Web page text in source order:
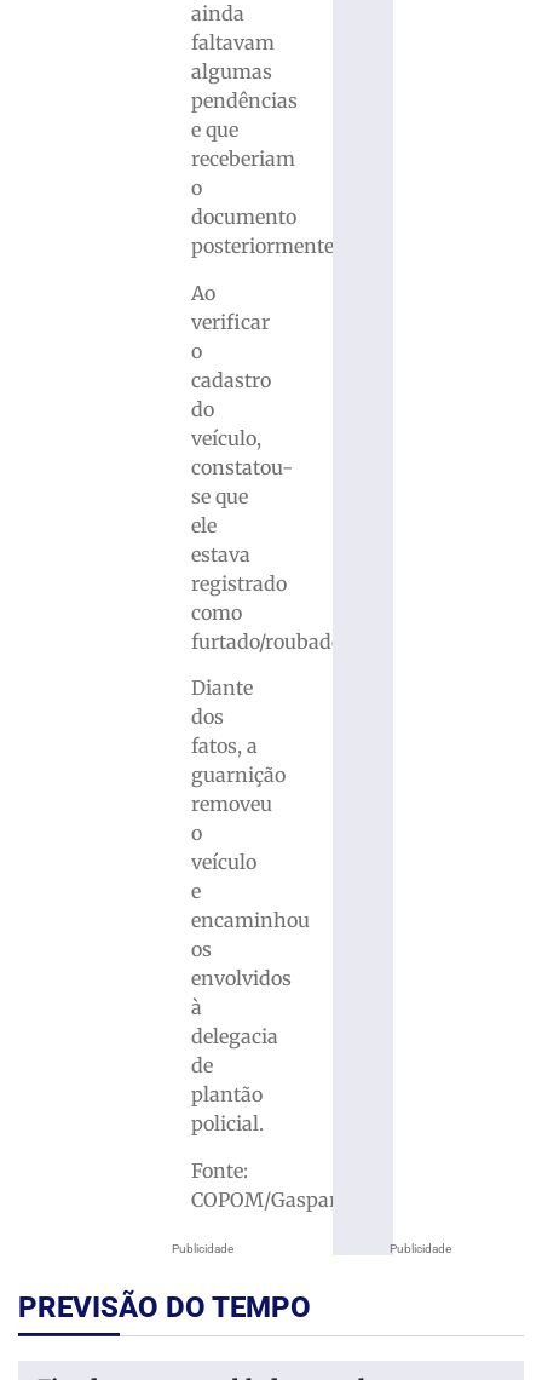
Publicidade
ainda
faltavam
algumas
pendências
e que
receberiam
o
documento
posteriormente.
Ao
verificar
o
cadastro
do
veículo,
constatou-
se que
ele
estava
registrado
como
furtado/roubado.
Diante
dos
fatos, a
guarnição
removeu
o
veículo
e
encaminhou
os
envolvidos
à
delegacia
de
plantão
policial.
Fonte:
COPOM/Gaspar
Publicidade
PREVISÃO DO TEMPO